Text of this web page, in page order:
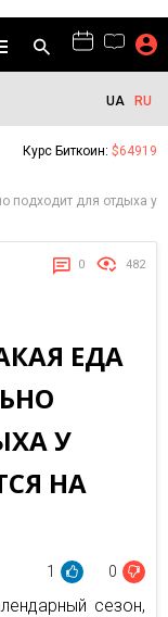
UA RU
Курс Биткоин: $64919
подходит для отдыха у
0 482
ЕДА
У
НА
1 0
сезон,